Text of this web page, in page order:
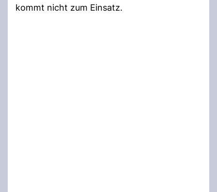
kommt nicht zum Einsatz.